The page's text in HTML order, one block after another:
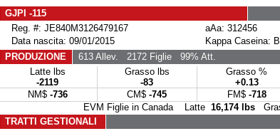
GJPI -115
Reg. #: JE840M3126479167
aAa: 312456
Data nascita: 09/01/2015
Kappa Caseina:
PRODUZIONE
613 Allev. 2172 Figlie99% Att.
Latte lbs
-2119
Grasso lbs
-83
Grasso %
+0.13
NM$ -736 CM$ -745 FM$ -718
EVM Figlie in Canada Latte 16,174 lbs
TRATTI GESTIONALI